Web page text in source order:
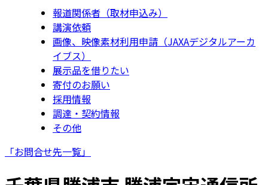
報道関係者（取材申込み）
講演依頼
画像、映像素材利用申請（JAXAデジタルアーカ
イブス）
展示品を借りたい
寄付のお願い
採用情報
調達・契約情報
その他
「お問合せ先一覧」